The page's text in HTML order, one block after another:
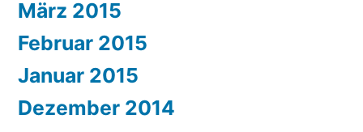
März 2015
Februar 2015
Januar 2015
Dezember 2014